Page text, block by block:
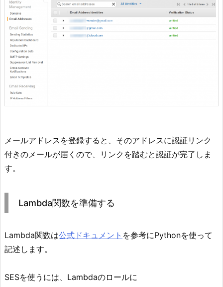
メールアドレスを登録すると、そのアドレスに認証リンク
付きのメールが届くので、リンクを踏むと認証が完了しま
す。
Lambda関数を準備する
Lambda関数は公式ドキュメント を参考にPythonを使って
記述します。
SESを使うには、Lambdaのロールに